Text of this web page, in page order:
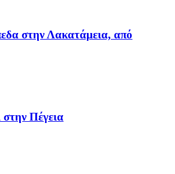
στην Λακατάμεια, από
στην Πέγεια